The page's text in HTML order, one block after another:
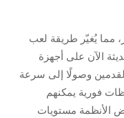
مما يُغيّر طريقة لعب
الآن على أجهزة
وصولًا إلى سرعة
فورية يمكنهم
الأنظمة مستويات